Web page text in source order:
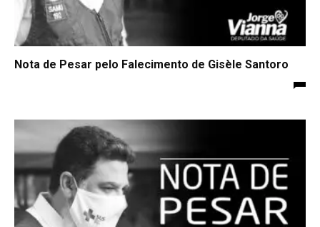
Nota de Pesar pelo Falecimento de Gisèle Santoro